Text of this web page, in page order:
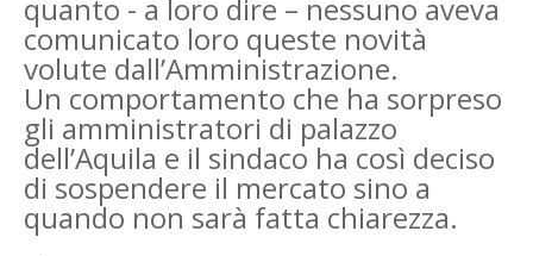
quanto ­- a loro dire – nessuno aveva
comunicato loro queste novità
volute dall’Amministrazione.
Un comportamento che ha sorpreso
gli amministratori di palazzo
dell’Aquila e il sindaco ha così deciso
di sospendere il mercato sino a
quando non sarà fatta chiarezza.